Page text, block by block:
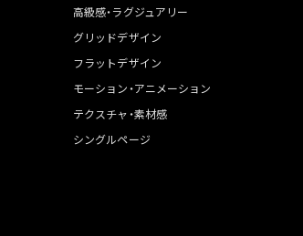
高級感・ラグジュアリー
グリッドデザイン
フラットデザイン
モーション・アニメーション
テクスチャ・素材感
シングルページ